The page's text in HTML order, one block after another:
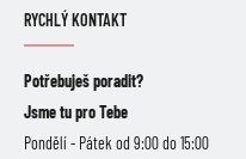
RYCHLÝ KONTAKT
Potřebuješ poradit?
Jsme tu pro Tebe
Pondělí - Pátek od 9:00 do 15:00